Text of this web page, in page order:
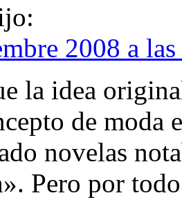
2008 a
la idea
de moda
novelas
Pero por